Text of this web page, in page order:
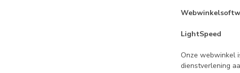
LightSpeed
Onze webwinkel
dienstverlening